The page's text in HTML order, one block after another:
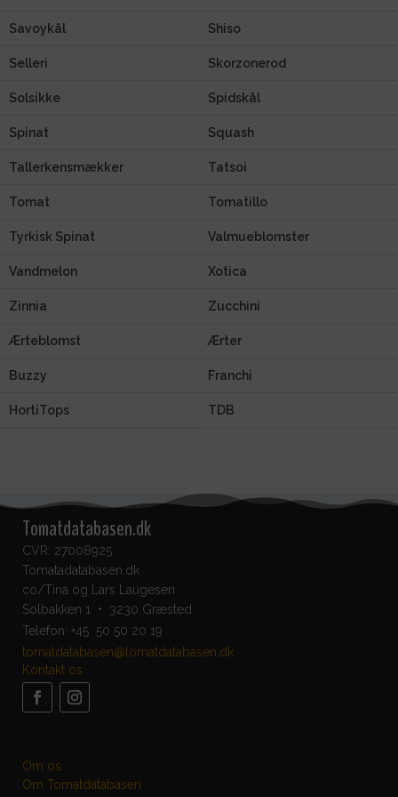
Savoykål Shiso
Selleri Skorzonerod
Solsikke Spidskål
Spinat Squash
Tallerkensmækker Tatsoi
Tomat Tomatillo
Tyrkisk Spinat Valmueblomster
Vandmelon Xotica
Zinnia Zucchini
Ærteblomst Ærter
Buzzy Franchi
HortiTops TDB
Tomatdatabasen.dk
CVR: 27008925
Tomatadatabasen.dk
co/Tina og Lars Laugesen
Solbakken 1 • 3230 Græsted
Telefon: +45 50 50 20 19
tomatdatabasen@tomatdatabasen.dk
Kontakt os
Om os
Om Tomatdatabasen